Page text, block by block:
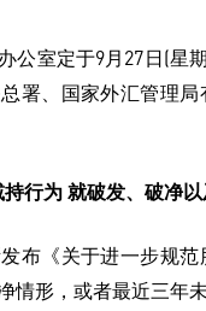
公室定于9月27日(星
署、国家外汇管理
行为 就破发、破净
布《关于进一步规
情形，或者最近三年